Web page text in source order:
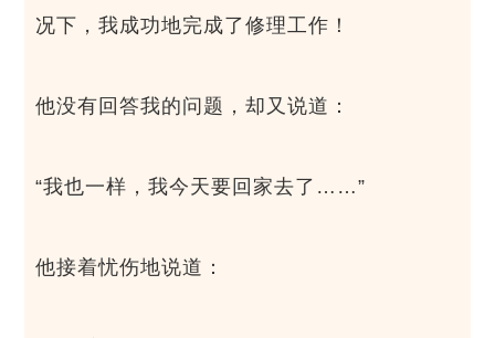
况下，我成功地完成了修理工作！
他没有回答我的问题，却又说道：
“我也一样，我今天要回家去了……”
他接着忧伤地说道：